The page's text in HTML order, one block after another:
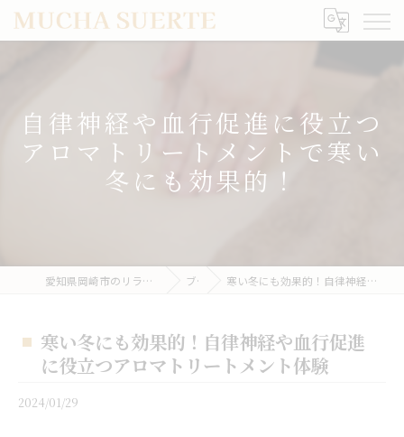
自律神経や血行促進に役立つ
アロマトリートメントで寒い
冬にも効果的！
愛知県岡崎市のリラクゼーションならMUCHA SUERTE ブログ 寒い冬にも効果的！自律神経や血行促進に役立つアロマトリートメント体験
寒い冬にも効果的！自律神経や血行促進
に役立つアロマトリートメント体験
2024/01/29